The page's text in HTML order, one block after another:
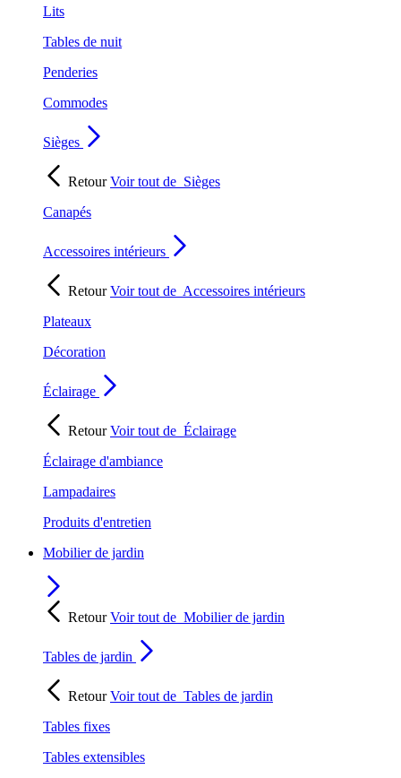
Lits
Tables de nuit
Penderies
Commodes
Sièges
RetourVoir tout de Sièges
Canapés
Accessoires intérieurs
RetourVoir tout de Accessoires intérieurs
Plateaux
Décoration
Éclairage
RetourVoir tout de Éclairage
Éclairage d'ambiance
Lampadaires
Produits d'entretien
Mobilier de jardin
RetourVoir tout de Mobilier de jardin
Tables de jardin
RetourVoir tout de Tables de jardin
Tables fixes
Tables extensibles